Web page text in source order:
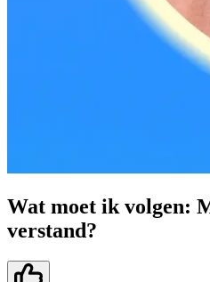
Wat moet ik volgen:
verstand?